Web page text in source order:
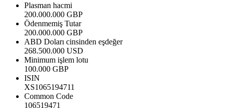
Plasman hacmi
200.000.000 GBP
Ödenmemiş Tutar
200.000.000 GBP
ABD Doları cinsinden eşdeğer
268.500.000 USD
Minimum işlem lotu
100.000 GBP
ISIN
XS1065194711
Common Code
106519471